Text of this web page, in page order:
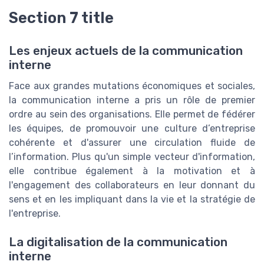
Section 7 title
Les enjeux actuels de la communication
interne
Face aux grandes mutations économiques et sociales,
la communication interne a pris un rôle de premier
ordre au sein des organisations. Elle permet de fédérer
les équipes, de promouvoir une culture d’entreprise
cohérente et d'assurer une circulation fluide de
l’information. Plus qu'un simple vecteur d'information,
elle contribue également à la motivation et à
l'engagement des collaborateurs en leur donnant du
sens et en les impliquant dans la vie et la stratégie de
l'entreprise.
La digitalisation de la communication
interne